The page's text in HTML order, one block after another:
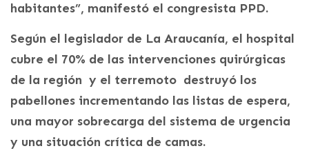
habitantes”, manifestó el congresista PPD.
Según el legislador de La Araucanía, el hospital
cubre el 70% de las intervenciones quirúrgicas
de la región y el terremoto destruyó los
pabellones incrementando las listas de espera,
una mayor sobrecarga del sistema de urgencia
y una situación crítica de camas.